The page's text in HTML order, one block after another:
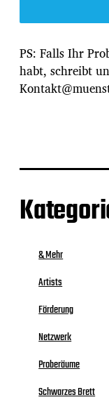
PS: Falls Ihr
habt, schreibt
& Mehr
Artists
Förderung
Netzwerk
Proberäume
Schwarzes Brett